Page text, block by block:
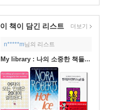
이 책이 담긴 리스트 더보기
n*****m님의 리스트
My library : 나의 소중한 책들...